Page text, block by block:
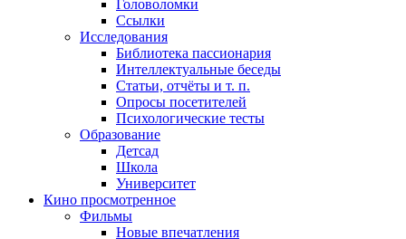
Головоломки
Ссылки
Исследования
Библиотека пассионария
Интеллектуальные беседы
Статьи, отчёты и т. п.
Опросы посетителей
Психологические тесты
Образование
Детсад
Школа
Университет
Кино просмотренное
Фильмы
Новые впечатления